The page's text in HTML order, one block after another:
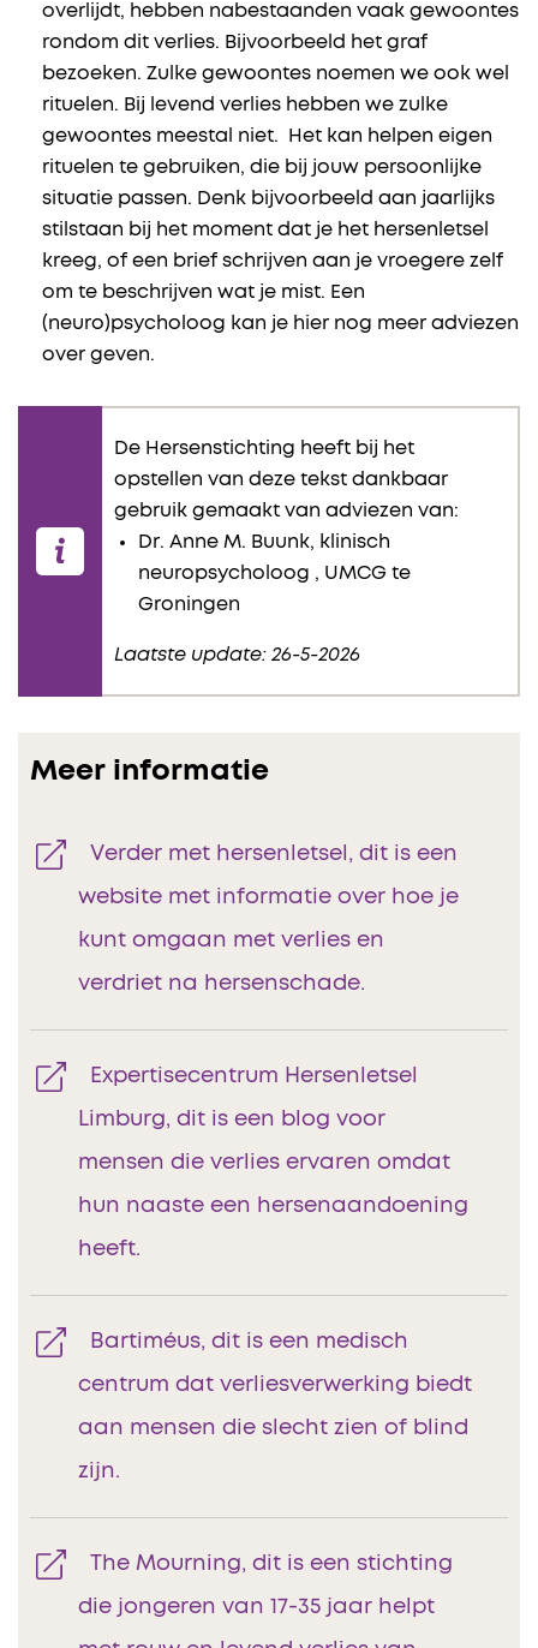
overlijdt, hebben nabestaanden vaak gewoontes
rondom dit verlies. Bijvoorbeeld het graf
bezoeken. Zulke gewoontes noemen we ook wel
rituelen. Bij levend verlies hebben we zulke
gewoontes meestal niet. Het kan helpen eigen
rituelen te gebruiken, die bij jouw persoonlijke
situatie passen. Denk bijvoorbeeld aan jaarlijks
stilstaan bij het moment dat je het hersenletsel
kreeg, of een brief schrijven aan je vroegere zelf
om te beschrijven wat je mist. Een
(neuro)psycholoog kan je hier nog meer adviezen
over geven.
De Hersenstichting heeft bij het
opstellen van deze tekst dankbaar
gebruik gemaakt van adviezen van:
Dr. Anne M. Buunk, klinisch
neuropsycholoog , UMCG te
Groningen
Laatste update: 26-5-2026
Meer informatie
Verder met hersenletsel, dit is een
website met informatie over hoe je
kunt omgaan met verlies en
verdriet na hersenschade.
Expertisecentrum Hersenletsel
Limburg, dit is een blog voor
mensen die verlies ervaren omdat
hun naaste een hersenaandoening
heeft.
Bartiméus, dit is een medisch
centrum dat verliesverwerking biedt
aan mensen die slecht zien of blind
zijn.
The Mourning, dit is een stichting
die jongeren van 17-35 jaar helpt